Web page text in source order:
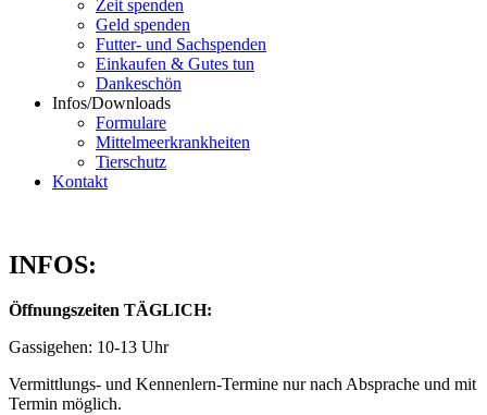
Zeit spenden
Geld spenden
Futter- und Sachspenden
Einkaufen & Gutes tun
Dankeschön
Infos/Downloads
Formulare
Mittelmeerkrankheiten
Tierschutz
Kontakt
INFOS:
Öffnungszeiten TÄGLICH:
Gassigehen: 10-13 Uhr
Vermittlungs- und Kennenlern-Termine nur nach Absprache und mit
Termin möglich.